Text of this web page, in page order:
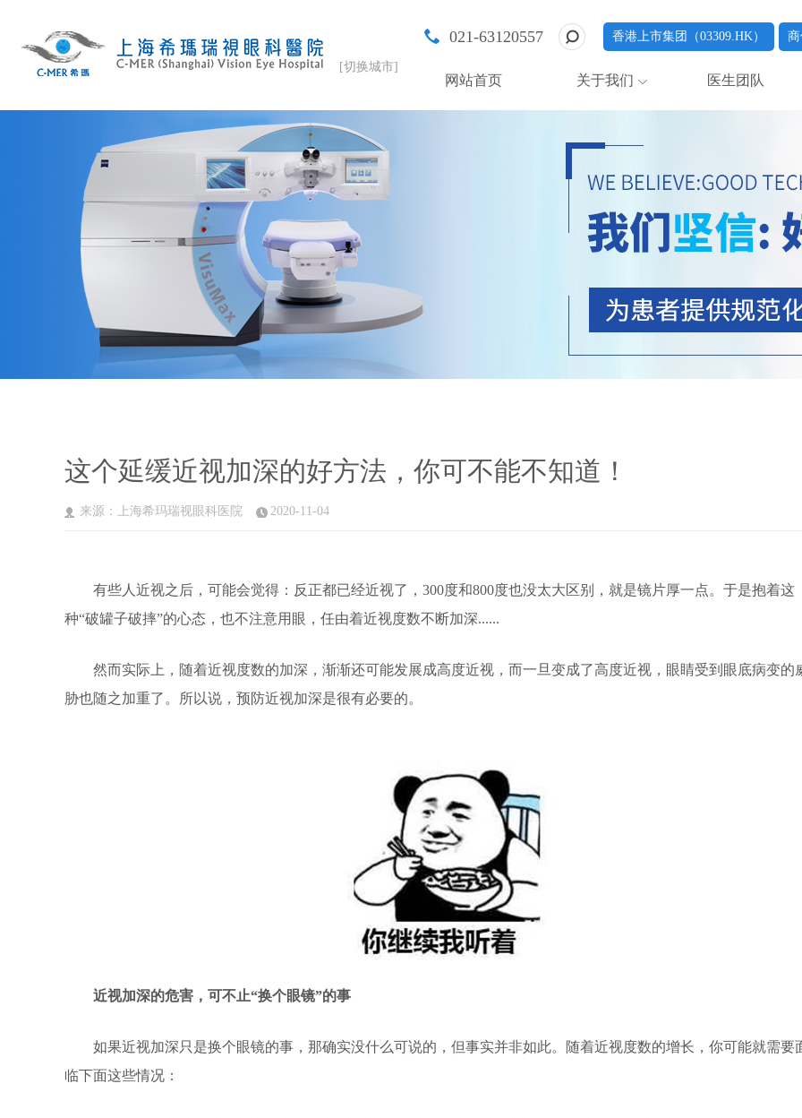
[切换城市]
021-63120557 香港上市集团（03309.HK）
网站首页 关于我们 医生团队
这个延缓近视加深的好方法，你可不能不知道！
来源：上海希玛瑞视眼科医院 2020-11-04
有些人近视之后，可能会觉得：反正都已经近视了，300度和800度也没太大区别，就是镜片厚一点。于是抱着这
种“破罐子破摔”的心态，也不注意用眼，任由着近视度数不断加深......
然而实际上，随着近视度数的加深，渐渐还可能发展成高度近视，而一旦变成了高度近视，眼睛受到眼底病变的
胁也随之加重了。所以说，预防近视加深是很有必要的。
近视加深的危害，可不止“换个眼镜”的事
如果近视加深只是换个眼镜的事，那确实没什么可说的，但事实并非如此。随着近视度数的增长，你可能就需要
临下面这些情况：